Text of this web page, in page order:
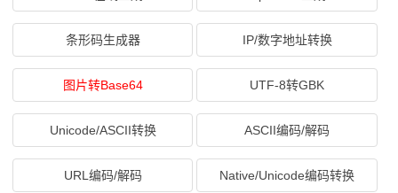
条形码生成器 IP/数字地址转换
图片转Base64 UTF-8转GBK
Unicode/ASCII转换 ASCII编码/解码
URL编码/解码 Native/Unicode编码转换